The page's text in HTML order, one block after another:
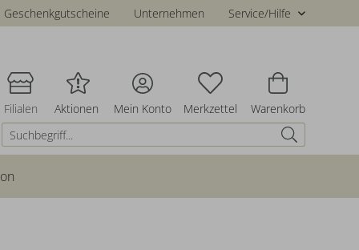
Geschenkgutscheine Unternehmen Service/Hilfe
Filialen Aktionen Mein Konto Merkzettel Warenkorb